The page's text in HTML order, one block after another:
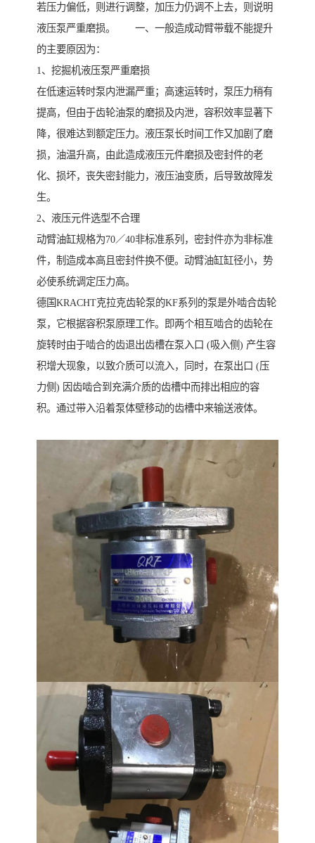
若压力偏低，则进行调整，加压力仍调不上去，则说明
液压泵严重磨损。 一、一般造成动臂带载不能提升
的主要原因为：
1、挖掘机液压泵严重磨损
在低速运转时泵内泄漏严重；高速运转时，泵压力稍有
提高，但由于齿轮油泵的磨损及内泄，容积效率显著下
降，很难达到额定压力。液压泵长时间工作又加剧了磨
损，油温升高，由此造成液压元件磨损及密封件的老
化、损坏，丧失密封能力，液压油变质，后导致故障发
生。
2、液压元件选型不合理
动臂油缸规格为70／40非标准系列，密封件亦为非标准
件，制造成本高且密封件换不便。动臂油缸缸径小，势
必使系统调定压力高。
德国KRACHT克拉克齿轮泵的KF系列的泵是外啮合齿轮
泵，它根据容积泵原理工作。即两个相互啮合的齿轮在
旋转时由于啮合的齿退出齿槽在泵入口 (吸入侧) 产生容
积增大现象，以致介质可以流入，同时，在泵出口 (压
力侧) 因齿啮合到充满介质的齿槽中而排出相应的容
积。通过带入沿着泵体壁移动的齿槽中来输送液体。